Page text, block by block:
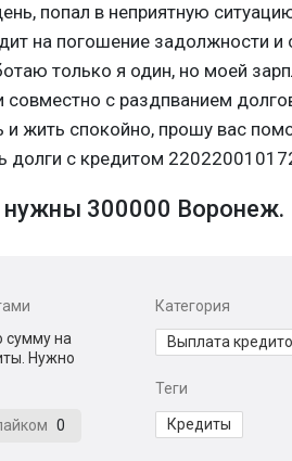
попал в неприятную
на погошение задолжности
только я один, но моей
совместно с раздпванием
и жить спокойно, прошу вас
долги с кредитом
нужны 300000 Воронеж.
сумму на
Нужно
0
Категория
Выплата
Теги
Кредиты